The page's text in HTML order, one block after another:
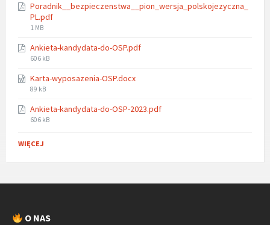
Poradnik__bezpieczenstwa__pion_wersja_polskojezyczna_
PL.pdf
File
1 MB
Ankieta-kandydata-do-OSP.pdf
File
606 kB
Karta-wyposazenia-OSP.docx
File
89 kB
Ankieta-kandydata-do-OSP-2023.pdf
File
606 kB
WIĘCEJ
O NAS